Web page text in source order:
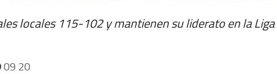
locales 115-102 y mantienen su liderato en la Liga
09 20